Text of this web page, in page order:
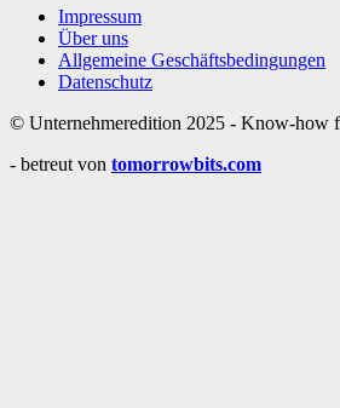
Impressum
Über uns
Allgemeine Geschäftsbedingungen
Datenschutz
© Unternehmeredition 2025 - Know-how
- betreut von tomorrowbits.com